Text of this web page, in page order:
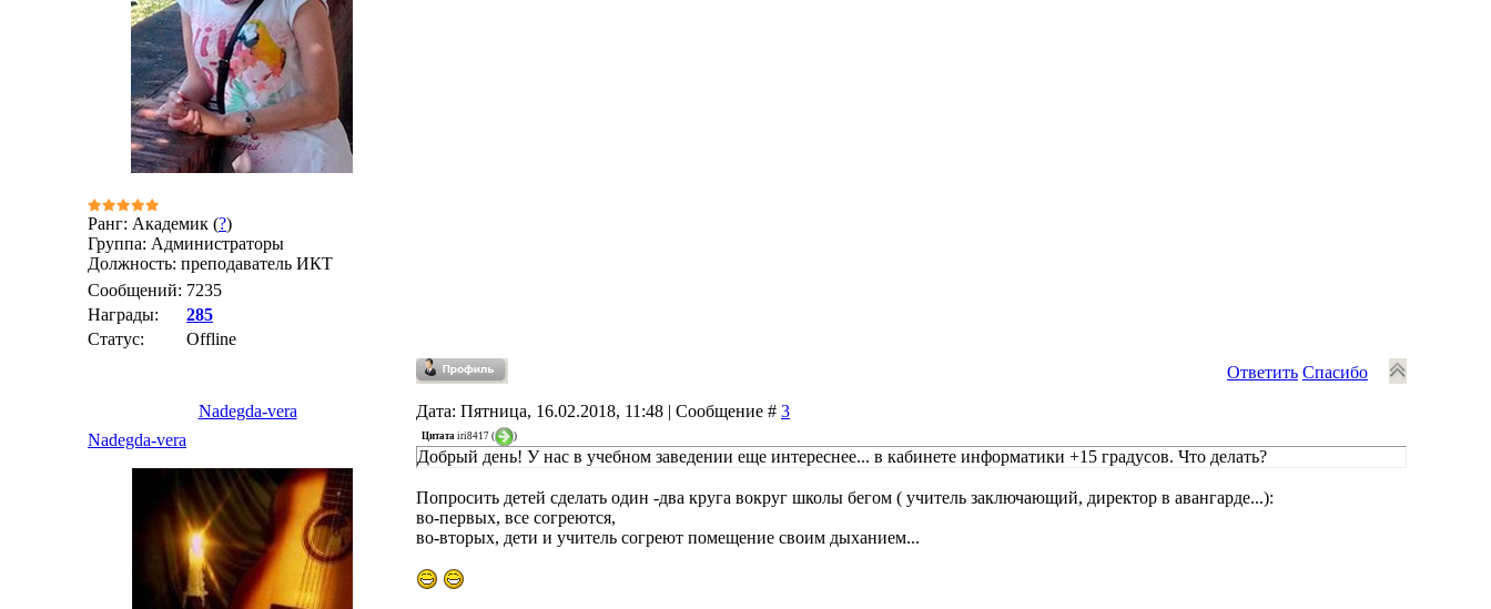
Ранг: Академик (?)
Группа: Администраторы
Должность: преподаватель ИКТ
Сообщений: 7235
Награды:
285
Статус:
Offline
Ответить Спасибо
Nadegda-vera Дата: Пятница, 16.02.2018, 11:48 | Сообщение # 3
Nadegda-vera
Цитата iri8417 ( )
Добрый день! У нас в учебном заведении еще интереснее... в кабинете информатики +15 градусов. Что делать?
Попросить детей сделать один -два круга вокруг школы бегом ( учитель заключающий, директор в авангарде...):
во-первых, все согреются,
во-вторых, дети и учитель согреют помещение своим дыханием...